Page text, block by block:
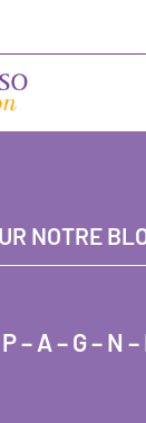
NOTRE
P – A – G – N